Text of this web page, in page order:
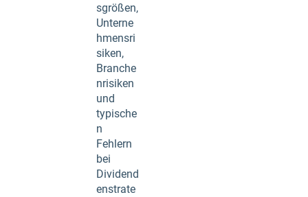
sgrößen,
Unterne
hmensri
siken,
Branche
nrisiken
und
typische
n
Fehlern
bei
Dividend
enstrate